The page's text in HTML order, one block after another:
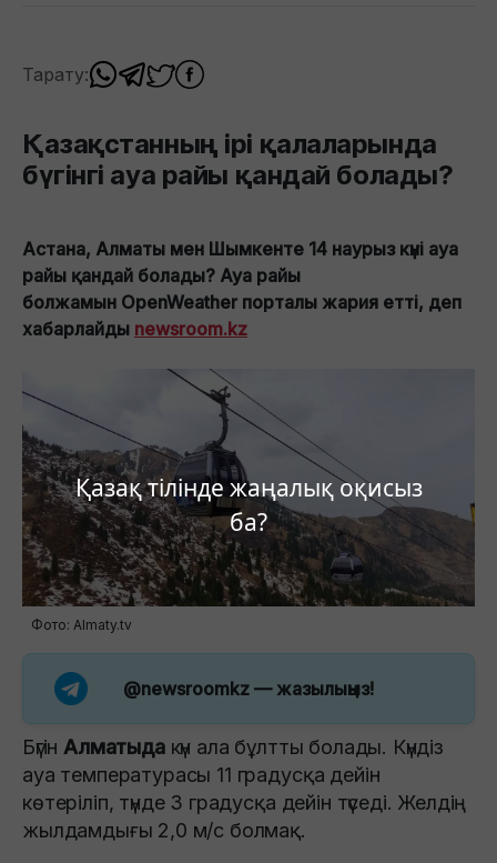
Қазақ тілінде жаңалық оқисыз
ба?
Тарату:
Қазақстанның ірі қалаларында
бүгінгі ауа райы қандай болады?
Астана, Алматы мен Шымкенте 14 наурыз күні ауа
райы қандай болады? Ауа райы
болжамын OpenWeather порталы жария етті, деп
хабарлайды newsroom.kz
Фото: Almaty.tv
@newsroomkz — жазылыңыз!
БүгінАлматыдакүн ала бұлтты болады. Күндіз
ауа температурасы 11 градусқа дейін
көтеріліп, түнде 3 градусқа дейін түседі. Желдің
жылдамдығы 2,0 м/с болмақ.